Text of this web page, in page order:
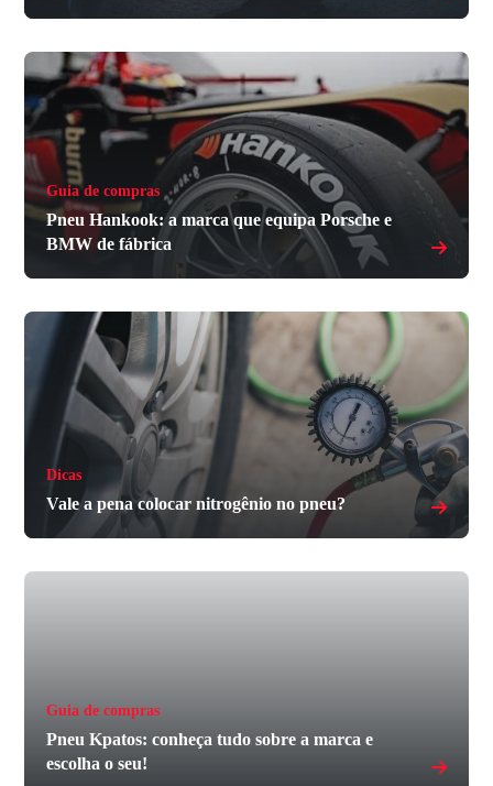
Guia de compras
Pneu Hankook: a marca que equipa Porsche e
BMW de fábrica
Dicas
Vale a pena colocar nitrogênio no pneu?
Guia de compras
Pneu Kpatos: conheça tudo sobre a marca e
escolha o seu!